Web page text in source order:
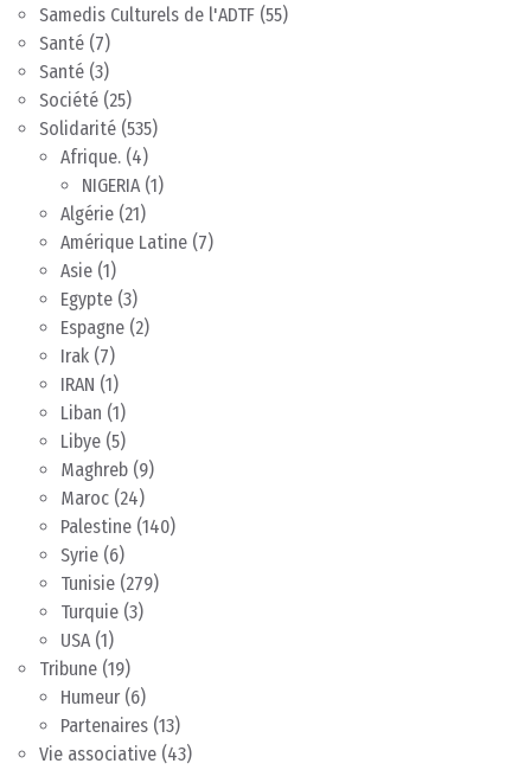
Samedis Culturels de l'ADTF (55)
Santé (7)
Santé (3)
Société (25)
Solidarité (535)
Afrique. (4)
NIGERIA(1)
Algérie (21)
Amérique Latine (7)
Asie (1)
Egypte (3)
Espagne (2)
Irak (7)
IRAN (1)
Liban (1)
Libye (5)
Maghreb (9)
Maroc (24)
Palestine (140)
Syrie (6)
Tunisie (279)
Turquie (3)
USA(1)
Tribune (19)
Humeur (6)
Partenaires (13)
Vie associative (43)